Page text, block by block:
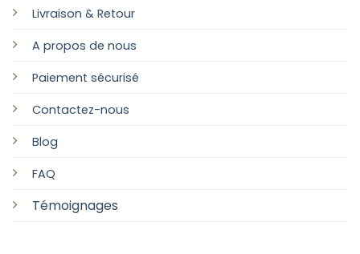
Livraison & Retour
A propos de nous
Paiement sécurisé
Contactez-nous
Blog
FAQ
Témoignages